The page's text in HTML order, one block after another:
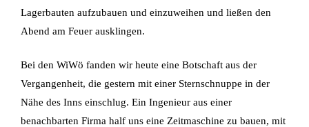
Lagerbauten aufzubauen und einzuweihen und ließen den
Abend am Feuer ausklingen.
Bei den WiWö fanden wir heute eine Botschaft aus der
Vergangenheit, die gestern mit einer Sternschnuppe in der
Nähe des Inns einschlug. Ein Ingenieur aus einer
benachbarten Firma half uns eine Zeitmaschine zu bauen, mit